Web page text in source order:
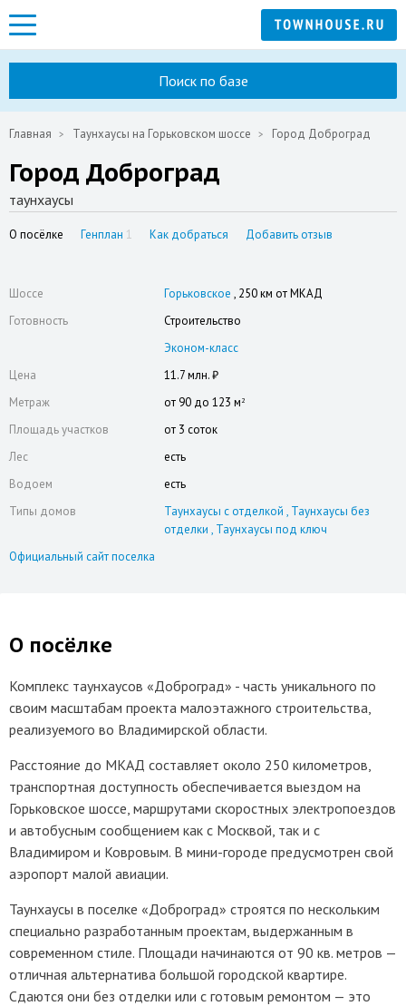
Поиск по базе
Главная Таунхаусы на Горьковском шоссе Город Доброград
Город Доброград
таунхаусы
О посёлке Генплан 1 Как добраться Добавить отзыв
Шоссе Горьковское , 250 км от МКАД
Готовность
Строительство
Эконом-класс
Цена
11.7 млн. ₽
Метраж
от 90 до 123 м 2
Площадь участков
от 3 соток
Лес
есть
Водоем
есть
Типы домов
Таунхаусы с отделкой Таунхаусы без
отделки Таунхаусы под ключ
Официальный сайт поселка
О посёлке
Комплекс таунхаусов «Доброград» - часть уникального по
своим масштабам проекта малоэтажного строительства,
реализуемого во Владимирской области.
Расстояние до МКАД составляет около 250 километров,
транспортная доступность обеспечивается выездом на
Горьковское шоссе, маршрутами скоростных электропоездов
и автобусным сообщением как с Москвой, так и с
Владимиром и Ковровым. В мини-городе предусмотрен свой
аэропорт малой авиации.
Таунхаусы в поселке «Доброград» строятся по нескольким
специально разработанным проектам, выдержанным в
современном стиле. Площади начинаются от 90 кв. метров —
отличная альтернатива большой городской квартире.
Сдаются они без отделки или с готовым ремонтом — это